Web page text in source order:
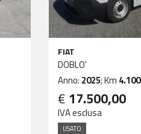
FIAT
DOBLO'
Anno: 2025; Km 4.100
€ 17.500,00
IVA esclusa
USATO